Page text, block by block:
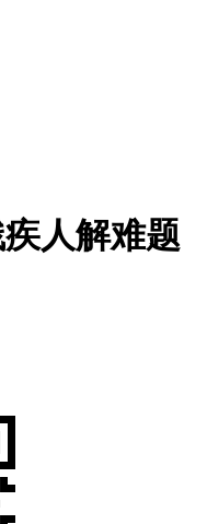
人解难题